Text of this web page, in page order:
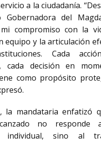
a la ciudadanía.
Gobernadora del
compromiso con la
equipo y la articulación
Cada
cada decisión en
como propósito
la mandataria enfatizó
no responde
individual, sino al